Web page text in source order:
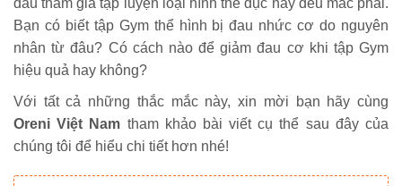
đầu tham gia tập luyện loại hình thể dục này đều mắc phải.
Bạn có biết tập Gym thể hình bị đau nhức cơ do nguyên
nhân từ đâu? Có cách nào để giảm đau cơ khi tập Gym
hiệu quả hay không?
Với tất cả những thắc mắc này, xin mời bạn hãy cùng
Oreni Việt Nam tham khảo bài viết cụ thể sau đây của
chúng tôi để hiểu chi tiết hơn nhé!